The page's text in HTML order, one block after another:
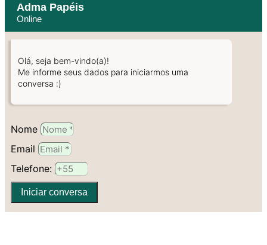
Adma Papéis
Online
Olá, seja bem-vindo(a)!
Me informe seus dados para iniciarmos uma
conversa :)
Nome
Email
Telefone:
Iniciar conversa